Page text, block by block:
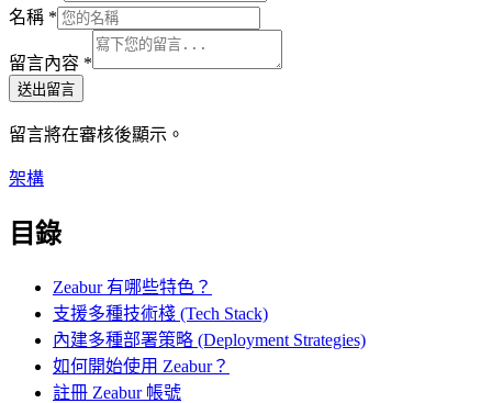
名稱 *
留言內容 *
送出留言
留言將在審核後顯示。
架構
目錄
Zeabur 有哪些特色？
支援多種技術棧 (Tech Stack)
內建多種部署策略 (Deployment Strategies)
如何開始使用 Zeabur？
註冊 Zeabur 帳號